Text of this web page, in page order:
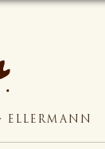
ELLERMANN